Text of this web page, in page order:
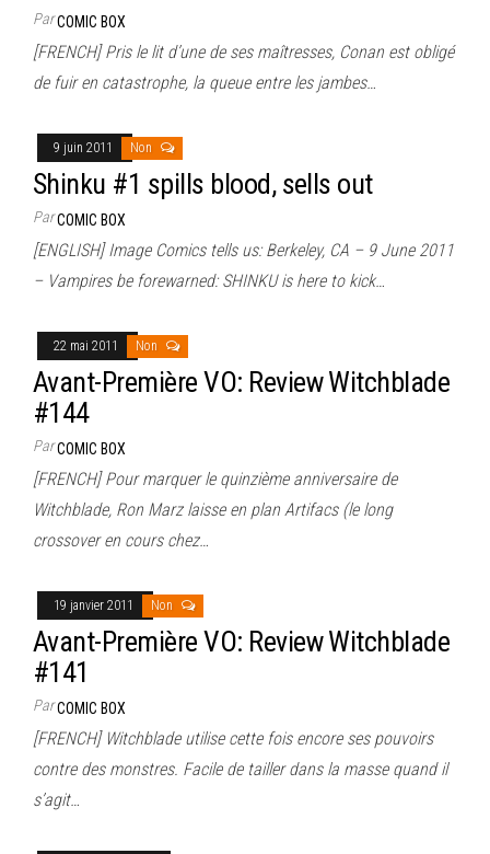
ParCOMIC BOX
[FRENCH] Pris le lit d’une de ses maîtresses, Conan est obligé
de fuir en catastrophe, la queue entre les jambes…
9 juin 2011 Non
Shinku #1 spills blood, sells out
ParCOMIC BOX
[ENGLISH] Image Comics tells us: Berkeley, CA – 9 June 2011
– Vampires be forewarned: SHINKU is here to kick…
22 mai 2011 Non
Avant-Première VO: Review Witchblade
#144
ParCOMIC BOX
[FRENCH] Pour marquer le quinzième anniversaire de
Witchblade, Ron Marz laisse en plan Artifacs (le long
crossover en cours chez…
19 janvier 2011 Non
Avant-Première VO: Review Witchblade
#141
ParCOMIC BOX
[FRENCH] Witchblade utilise cette fois encore ses pouvoirs
contre des monstres. Facile de tailler dans la masse quand il
s’agit…